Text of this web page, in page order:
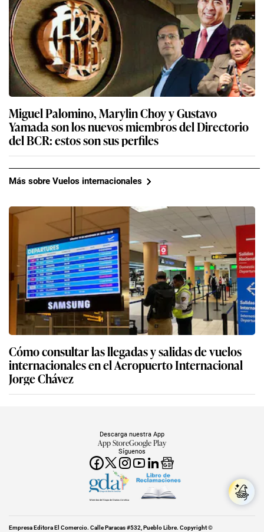
Miguel Palomino, Marylin Choy y Gustavo
Yamada son los nuevos miembros del Directorio
del BCR: estos son sus perfiles
Más sobre Vuelos internacionales
Cómo consultar las llegadas y salidas de vuelos
internacionales en el Aeropuerto Internacional
Jorge Chávez
Síguenos
Descarga nuestra App
App StoreGoogle Play
Miembro del Grupo de Diarios América
Empresa Editora El Comercio. Calle Paracas #532, Pueblo Libre. Copyright ©